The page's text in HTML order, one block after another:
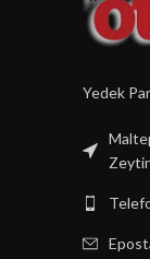
Yedek